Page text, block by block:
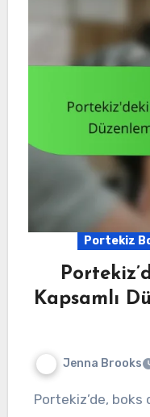
Portekiz
Kapsamlı
Jenna Brooks
Portekiz’de, boks düzenlemeleri Portekiz Boks